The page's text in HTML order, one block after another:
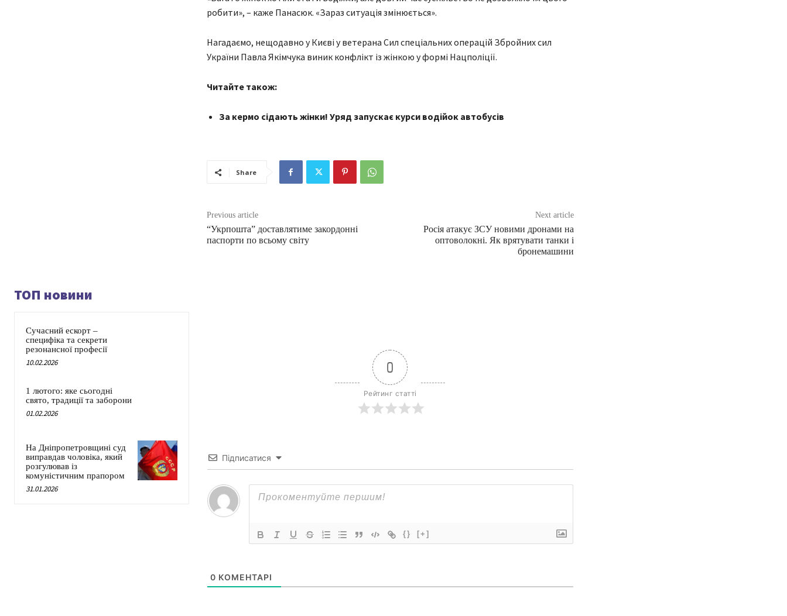
робити», – каже Панасюк. «Зараз ситуація змінюється».
Нагадаємо, нещодавно у Києві у ветерана Сил спеціальних операцій Збройних сил
України Павла Якімчука виник конфлікт із жінкою у формі Нацполіції.
Читайте також:
За кермо сідають жінки! Уряд запускає курси водійок автобусів
Share
Previous article
“Укрпошта” доставлятиме закордонні
паспорти по всьому світу
Next article
Росія атакує ЗСУ новими дронами на
оптоволокні. Як врятувати танки і
бронемашини
ТОП новини
Сучасний ескорт –
специфіка та секрети
резонансної професії
10.02.2026
1 лютого: яке сьогодні
свято, традиції та заборони
01.02.2026
На Дніпропетровщині суд
виправдав чоловіка, який
розгулював із
комуністичним прапором
31.01.2026
0
Рейтинг статті
Підписатися
{} [+]
0 КОМЕНТАРІ